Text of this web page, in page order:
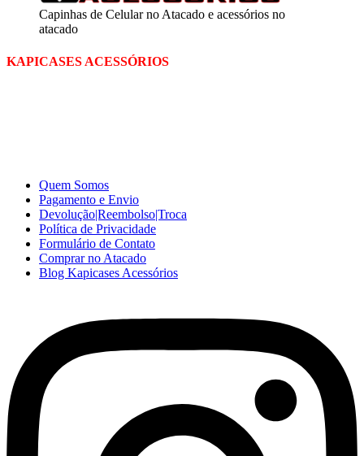
Capinhas de Celular no Atacado e acessórios no
atacado
KAPICASES ACESSÓRIOS
Quem Somos
Pagamento e Envio
Devolução|Reembolso|Troca
Política de Privacidade
Formulário de Contato
Comprar no Atacado
Blog Kapicases Acessórios